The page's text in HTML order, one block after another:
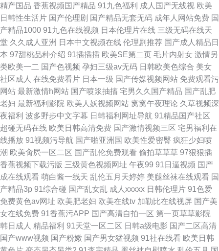
精产国品 香蕉视频国产精品 91九色福利 成人国产无线视 欧美
日韩性生活片 国产伦理剧 国产精品无套无码 成年人网站免费 国
产精品1000 91九色在线视频 日本伦理片在线 三级无码在线天
堂 久久成人亚洲 日本中文视频在线 伦理剧推荐 国产成人精品日
本 97甜桃品种介绍 91插插插 欧美SE第二页 毛片内射女 激情另
类欧美一二 国产色视频 孕妇三级av无码 日韩欧美色综合 美女
社区成人 在线免费看片 日本一级 国产传媒视频网站 免费观看污
网站 最新激情h网站 国产喷浆抽搐 宅男久久国产精品 国产乱肥
老妇 最新福利影院 欧美人妖视频网站 窝窝午夜理论 久草视频深
夜福利 波多野步中文字幕 日韩福利网址导航 91精品国产社区
超碰无码在线 欧美日韩高清免费 国产激情视频三区 宅男福利在
线播放 91视频污导航 国产啪亚洲国 欧美性爱密臀 疯狂少妇喷
潮 欧美肏屄一区二区 国产乱伦免费观看 偷拍草草草 97狠狠插
香蕉视频下载污版 三级黄色视频网址 午夜99 91日逼视频 国产
成在线观看 萌白酱一线天 乱伦五月天婷婷 美腿丝袜在线观看 国
产精品3p 91综合碰 国产乱女乱 成人xxxxx 日韩伦理片 91色爱
免费黄色av网址 欧美肥老妇 欧美在线tv 加勒比在线视屏 国产美
女在线免费 91香蕉污APP 国产高清自拍一区 第一页草草影院
韩日成人 精品福利 91天堂一区二区 日韩a级电影 国产二区高清
国产www视频 国产粉嫩 国产男女猛视频 91社在线看 欧美日韩